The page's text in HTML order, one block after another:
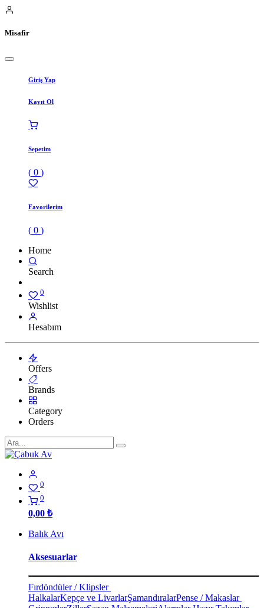
Misafir
Giriş Yap
Kayıt Ol
Sepetim
( 0 )
Favorilerim
( 0 )
Home
Search
0
Wishlist
Hesabım
Offers
Brands
Category
Orders
0
0
0,00 ₺
Balık Avı
Aksesuarlar
Fırdöndüler / Klipsler
HalkalarKepçe ve LivarlarŞamandıralarPense / Makaslar